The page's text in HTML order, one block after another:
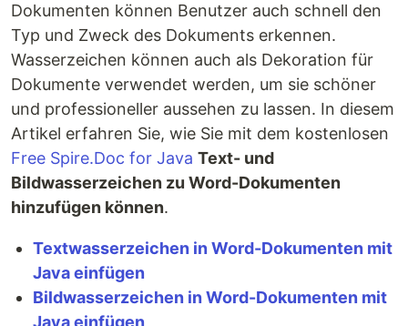
Dokumenten können Benutzer auch schnell den
Typ und Zweck des Dokuments erkennen.
Wasserzeichen können auch als Dekoration für
Dokumente verwendet werden, um sie schöner
und professioneller aussehen zu lassen. In diesem
Artikel erfahren Sie, wie Sie mit dem kostenlosen
Free Spire.Doc for Java Text- und
Bildwasserzeichen zu Word-Dokumenten
hinzufügen können.
Textwasserzeichen in Word-Dokumenten mit
Java einfügen
Bildwasserzeichen in Word-Dokumenten mit
Java einfügen